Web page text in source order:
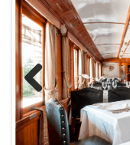
Previ
ous